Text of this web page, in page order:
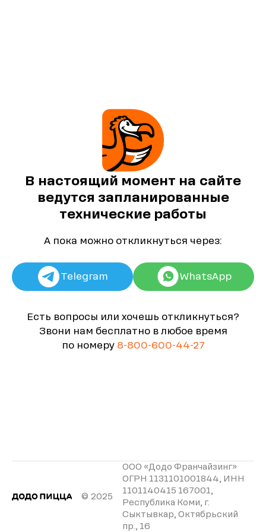
В настоящий момент на сайте
ведутся запланированные
технические работы
А пока можно откликнуться через:
Telegram WhatsApp
Есть вопросы или хочешь откликнуться?
Звони нам бесплатно в любое время
по номеру 8-800-600-44-27
© 2025
ООО «Додо Франчайзинг»
ОГРН 1131101001844, ИНН
1101140415 167001,
Республика Коми, г.
Сыктывкар, Октябрьский
пр., 16